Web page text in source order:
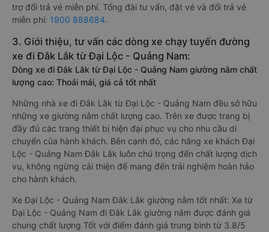
trợ đổi trả vé miễn phí. Tổng đài tư vấn, đặt vé và đổi trả vé
miễn phí: 1900 888684.
3. Giới thiệu, tư vấn các dòng xe chạy tuyến đường
xe đi Đắk Lắk từ Đại Lộc - Quảng Nam:
Dòng xe đi Đắk Lắk từ Đại Lộc - Quảng Nam giường nằm chất
lượng cao: Thoải mái, giá cả tốt nhất
Những nhà xe đi Đắk Lắk từ Đại Lộc - Quảng Nam đều sở hữu
những xe giường nằm chất lượng cao. Trên xe được trang bị
đầy đủ các trang thiết bị hiện đại phục vụ cho nhu cầu di
chuyển của hành khách. Bên cạnh đó, các hãng xe khách Đại
Lộc - Quảng Nam Đắk Lắk luôn chú trọng đến chất lượng dịch
vụ, không ngừng cải thiện để mang đến trải nghiệm hoàn hảo
cho hành khách.
Xe Đại Lộc - Quảng Nam Đắk Lắk giường nằm tốt nhất: Xe từ
Đại Lộc - Quảng Nam đi Đắk Lắk giường nằm được đánh giá
chung chất lượng Tốt với điểm đánh giá trung bình từ 3.8/5